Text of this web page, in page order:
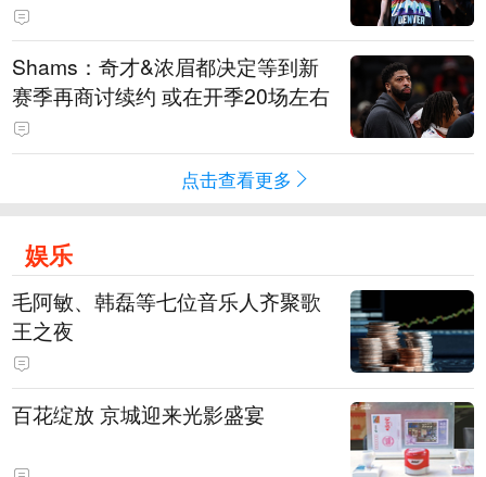
Shams：奇才&浓眉都决定等到新
赛季再商讨续约 或在开季20场左右
点击查看更多
娱乐
毛阿敏、韩磊等七位音乐人齐聚歌
王之夜
百花绽放 京城迎来光影盛宴